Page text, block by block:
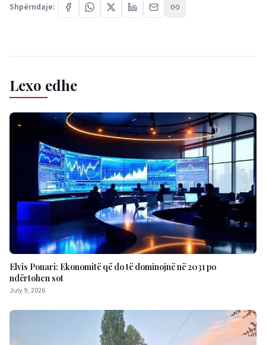
Shpërndaje:
Lexo edhe
Elvis Ponari: Ekonomitë që do të dominojnë në 2031 po
ndërtohen sot
July 9, 2026